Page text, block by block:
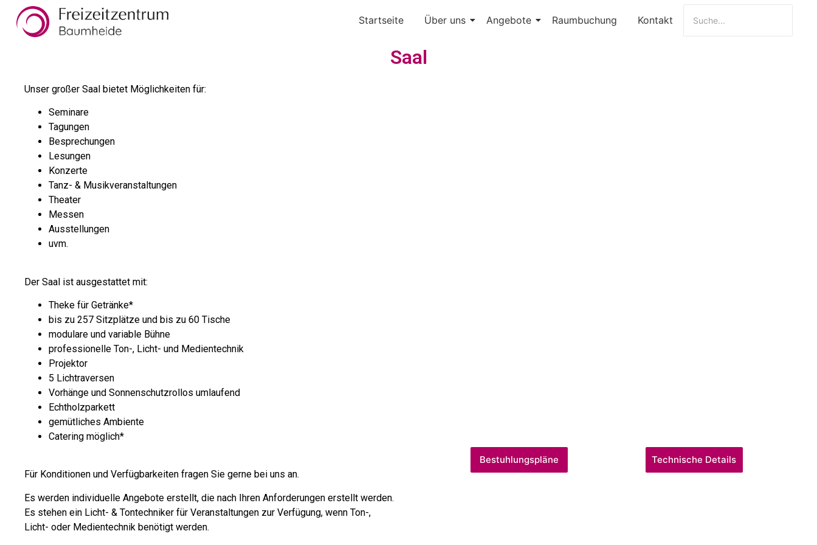
Startseite Über uns Angebote Raumbuchung Kontakt
Saal
Unser großer Saal bietet Möglichkeiten für:
Seminare
Tagungen
Besprechungen
Lesungen
Konzerte
Tanz- & Musikveranstaltungen
Theater
Messen
Ausstellungen
uvm.
Der Saal ist ausgestattet mit:
Theke für Getränke*
bis zu 257 Sitzplätze und bis zu 60 Tische
modulare und variable Bühne
professionelle Ton-, Licht- und Medientechnik
Projektor
5 Lichtraversen
Vorhänge und Sonnenschutzrollos umlaufend
Echtholzparkett
gemütliches Ambiente
Catering möglich*
Für Konditionen und Verfügbarkeiten fragen Sie gerne bei uns an.
Es werden individuelle Angebote erstellt, die nach Ihren Anforderungen erstellt werden.
Es stehen ein Licht- & Tontechniker für Veranstaltungen zur Verfügung, wenn Ton-,
Licht- oder Medientechnik benötigt werden.
Bestuhlungspläne Technische Details